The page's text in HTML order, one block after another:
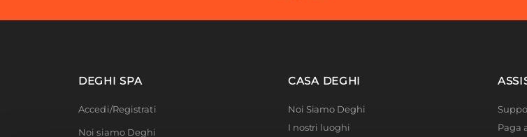
DEGHI SPA
Accedi/Registrati
Noi siamo Deghi
CASA DEGHI
Noi Siamo Deghi
I nostri luoghi
Paga